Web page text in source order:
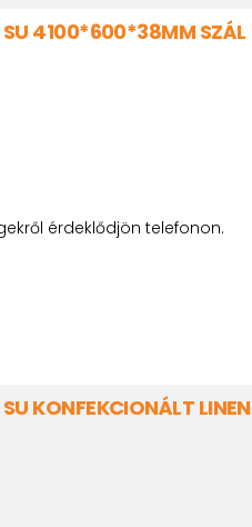
SU 4100*600*38MM SZÁL
érdeklődjön telefonon.
KONFEKCIONÁLT LINEN